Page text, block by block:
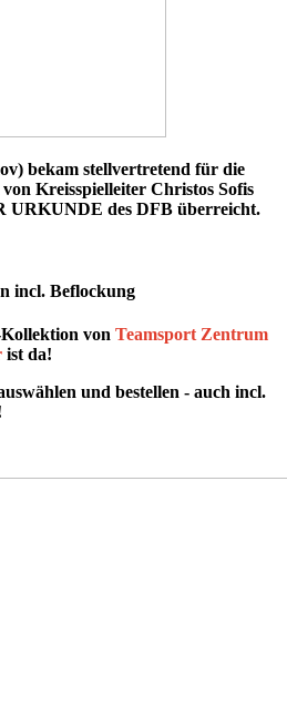
bekam stellvertretend für die
Kreisspielleiter Christos Sofis
URKUNDE des DFB überreicht.
incl. Beflockung
von Teamsport Zentrum
ist da!
und bestellen - auch incl.